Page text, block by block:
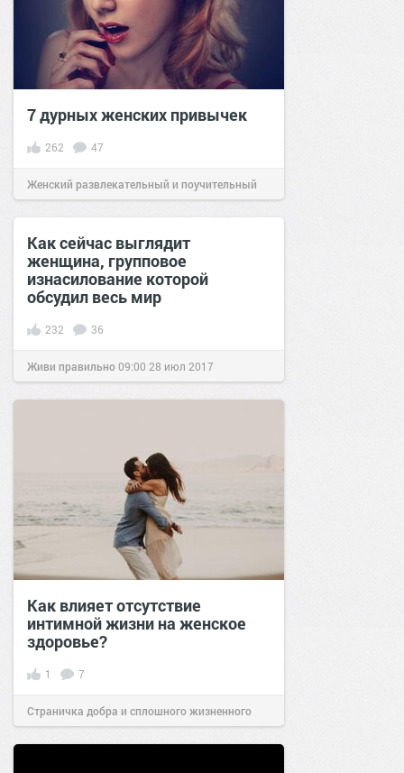
7 дурных женских привычек
262 47
Женский развлекательный и поучительный
сайт.13:4409 апр 2020
Как сейчас выглядит
женщина, групповое
изнасилование которой
обсудил весь мир
232 36
Живи правильно09:00 28 июл 2017
Как влияет отсутствие
интимной жизни на женское
здоровье?
1 7
Страничка добра и сплошного жизненного
позитива!16:4428 июл 2024